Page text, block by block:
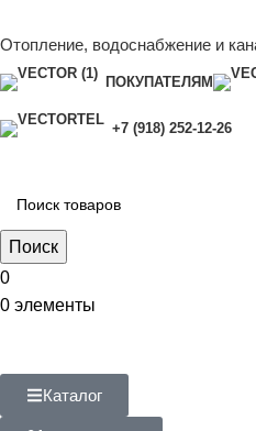
Отопление, водоснабжение и
ПОКУПАТЕЛЯМ
+7 (918) 252-12-26
Поиск
0
0 элементы
Каталог